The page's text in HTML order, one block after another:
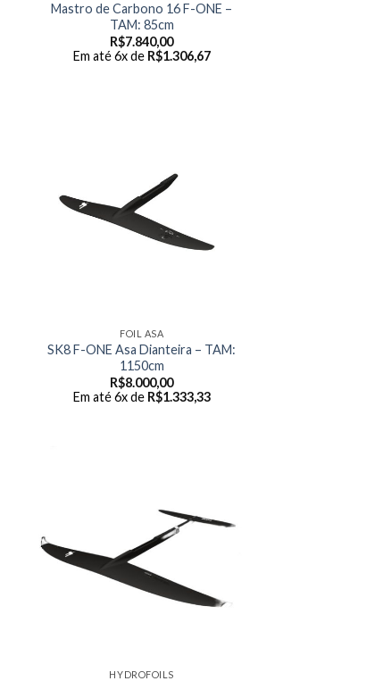
Mastro de Carbono 16 F-ONE –
TAM: 85cm
R$7.840,00
Em até 6x de R$1.306,67
FOIL ASA
SK8 F-ONE Asa Dianteira – TAM:
1150cm
R$8.000,00
Em até 6x de R$1.333,33
HYDROFOILS